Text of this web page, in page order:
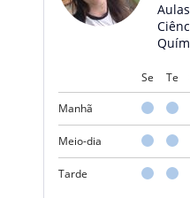
Se Te
Manhã
Meio-dia
Tarde